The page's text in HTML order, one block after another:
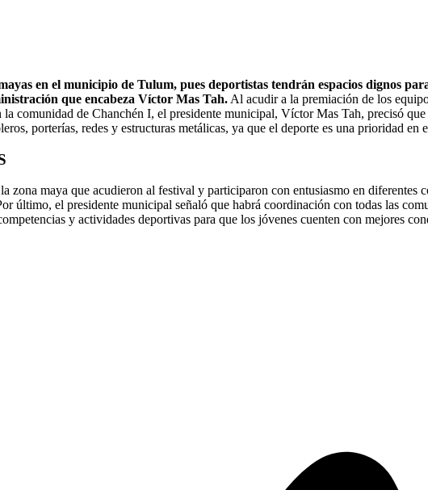
en el municipio de Tulum, pues deportistas tendrán espacios dignos
que encabeza Víctor Mas Tah. Al acudir a la premiación de los
comunidad de Chanchén I, el presidente municipal, Víctor Mas Tah, precisó
porterías, redes y estructuras metálicas, ya que el deporte es una prioridad en
zona maya que acudieron al festival y participaron con entusiasmo en
último, el presidente municipal señaló que habrá coordinación con todas las
y actividades deportivas para que los jóvenes cuenten con mejores